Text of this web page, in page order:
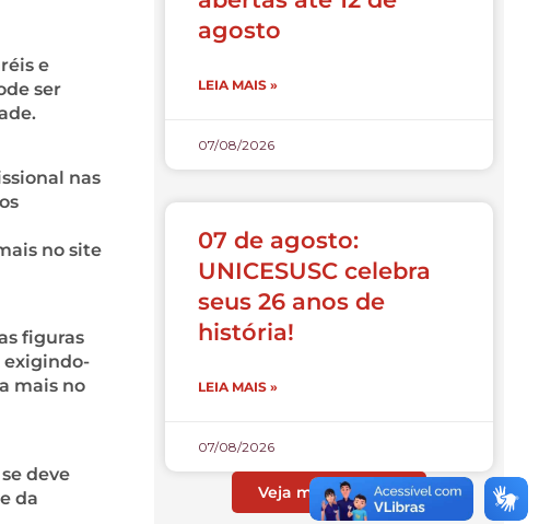
e
ser
nas
no site
figuras
exigindo-
mais no
deve
da
agosto
LEIA MAIS »
07/08/2026
07 de agosto:
UNICESUSC celebra
seus 26 anos de
história!
LEIA MAIS »
07/08/2026
Veja mais do blog